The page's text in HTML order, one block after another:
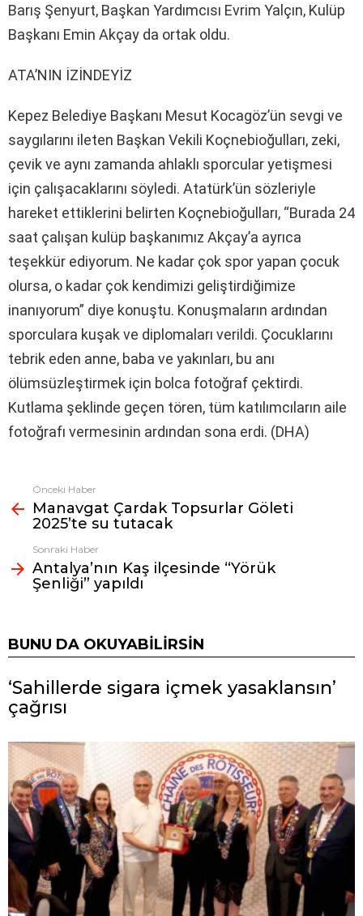
Barış Şenyurt, Başkan Yardımcısı Evrim Yalçın, Kulüp
Başkanı Emin Akçay da ortak oldu.
ATA’NIN İZİNDEYİZ
Kepez Belediye Başkanı Mesut Kocagöz’ün sevgi ve
saygılarını ileten Başkan Vekili Koçnebioğulları, zeki,
çevik ve aynı zamanda ahlaklı sporcular yetişmesi
için çalışacaklarını söyledi. Atatürk’ün sözleriyle
hareket ettiklerini belirten Koçnebioğulları, “Burada 24
saat çalışan kulüp başkanımız Akçay’a ayrıca
teşekkür ediyorum. Ne kadar çok spor yapan çocuk
olursa, o kadar çok kendimizi geliştirdiğimize
inanıyorum” diye konuştu. Konuşmaların ardından
sporculara kuşak ve diplomaları verildi. Çocuklarını
tebrik eden anne, baba ve yakınları, bu anı
ölümsüzleştirmek için bolca fotoğraf çektirdi.
Kutlama şeklinde geçen tören, tüm katılımcıların aile
fotoğrafı vermesinin ardından sona erdi. (DHA)
Fazlasına
bak
Önceki Haber
Manavgat Çardak Topsurlar Göleti
2025’te su tutacak
Sonraki Haber
Antalya’nın Kaş ilçesinde “Yörük
Şenliği” yapıldı
BUNU DA OKUYABILIRSIN
‘Sahillerde sigara içmek yasaklansın’
çağrısı